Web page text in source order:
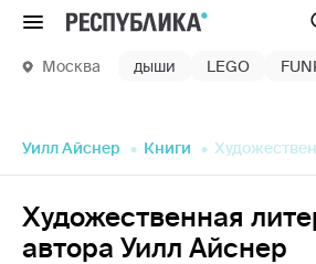
Меню
Москва дыши LEGO
Уилл Айснер Книги
Художественная
автора Уилл Айснер